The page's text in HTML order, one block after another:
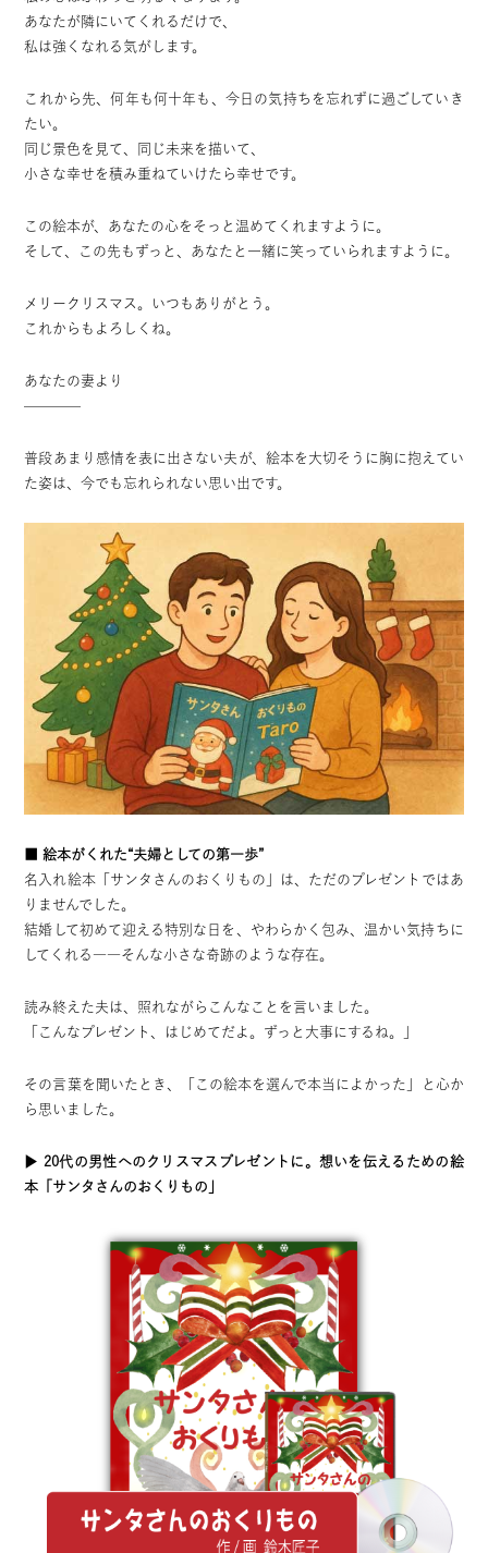
あなたが隣にいてくれるだけで、
私は強くなれる気がします。
これから先、何年も何十年も、 今日の気持ちを忘れずに過ごしていき
たい。
同じ景色を見て、同じ未来を描いて、
小さな幸せを積み重ねていけたら幸せです。
この絵本が、あなたの心をそっと温めてくれますように。
そして、この先もずっと、 あなたと一緒に笑っていられますように。
メリークリスマス。いつもありがとう。
これからもよろしくね。
あなたの妻より
————
普段あまり感情を表に出さない夫が、絵本を大切そうに胸に抱えてい
た姿は、今でも忘れられない思い出です。
■ 絵本がくれた“夫婦としての第一歩”
名入れ絵本「サンタさんのおくりもの」は、ただのプレゼントではあ
りませんでした。
結婚して初めて迎える特別な日を、
やわらかく包み、温かい気持ちに
してくれる――そんな小さな奇跡のような存在。
読み終えた夫は、照れながらこんなことを言いました。
「こんなプレゼント、はじめてだよ。ずっと大事にするね。」
その言葉を聞いたとき、
「この絵本を選んで本当によかった」と心か
ら思いました。
▶ 20代の男性へのクリスマスプレゼントに。想いを伝えるための絵
本 「サンタさんのおくりもの」